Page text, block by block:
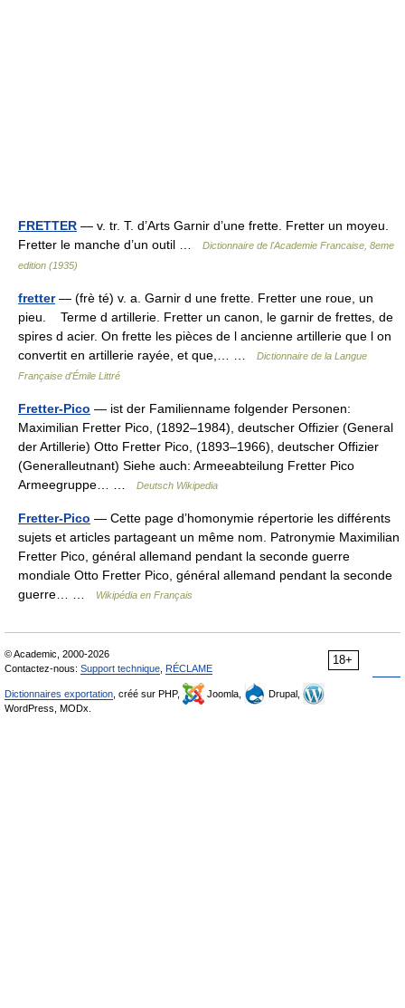
FRETTER — v. tr. T. d’Arts Garnir d’une frette. Fretter un moyeu.
Fretter le manche d’un outil …
Dictionnaire de l'Academie Francaise, 8eme
edition (1935)
fretter— (frè té) v. a. Garnir d une frette. Fretter une roue, un
pieu. Terme d artillerie. Fretter un canon, le garnir de frettes, de
spires d acier. On frette les pièces de l ancienne artillerie que l on
convertit en artillerie rayée, et que,… …
Dictionnaire de la Langue
Française d'Émile Littré
Fretter-Pico — ist der Familienname folgender Personen:
Maximilian Fretter Pico, (1892–1984), deutscher Offizier (General
der Artillerie) Otto Fretter Pico, (1893–1966), deutscher Offizier
(Generalleutnant) Siehe auch: Armeeabteilung Fretter Pico
Armeegruppe… …
Deutsch Wikipedia
Fretter-Pico — Cette page d’homonymie répertorie les différents
sujets et articles partageant un même nom. Patronymie Maximilian
Fretter Pico, général allemand pendant la seconde guerre
mondiale Otto Fretter Pico, général allemand pendant la seconde
guerre… …
Wikipédia en Français
18+
© Academic, 2000-2026
Contactez-nous: Support technique RÉCLAME
Dictionnaires exportation , créé sur PHP, Joomla,
Drupal,
WordPress, MODx.